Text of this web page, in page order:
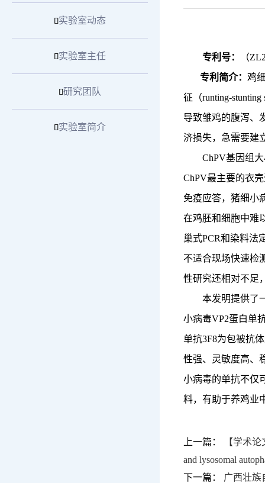
实验室动态
实验室主任
研究团队
实验室简介
专利号：
（
专利简介： 鸡
征（runting-
导致雏鸡的腹泻、
济损失，急需要建
ChPV基因组
ChPV最主要的衣
免疫应答，猪细小
在鸡胚和细胞中难
巢式PCR和染料法
不适合现场快速检
性研究还相对不足
本发明提供了
小病毒VP2蛋白单
单抗3F8为包被抗
性强、灵敏度高、
小病毒的单抗不仅
料，有助于养鸡业
上一篇：
【学术
and lysosomal
下一篇： 广西壮族